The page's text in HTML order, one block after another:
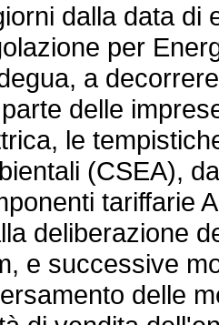
dalla data di
per
a
delle
le
(CSEA),
tariffarie
deliberazione
e successive
delle